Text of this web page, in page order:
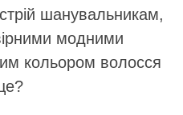
шанувальникам,
модними
кольором волосся